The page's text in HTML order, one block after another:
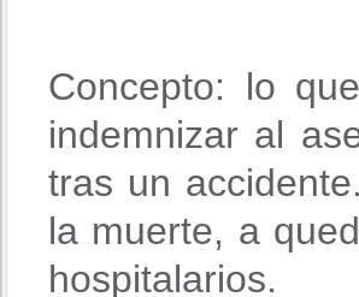
Concepto: lo
indemnizar al
tras un
la muerte, a
hospitalarios.